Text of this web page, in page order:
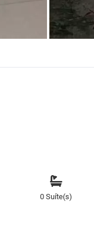
0 Suíte(s)